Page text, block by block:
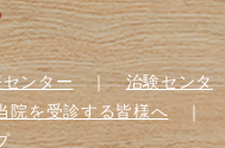
ンター｜治験センタ
院を受診する皆様へ｜